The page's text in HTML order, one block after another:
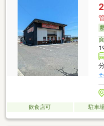
分
飲食店可 駐車